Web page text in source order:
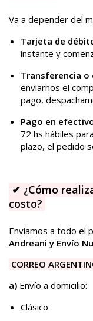
Va a depender del
Tarjeta de
instante y
Transferencia o
enviarnos el
pago,
Pago en
72 hs hábiles
plazo, el pedido
✔ ¿Cómo
costo?
Enviamos a todo el
Andreani y Envío
CORREO
a) Envío a domicilio:
Clásico